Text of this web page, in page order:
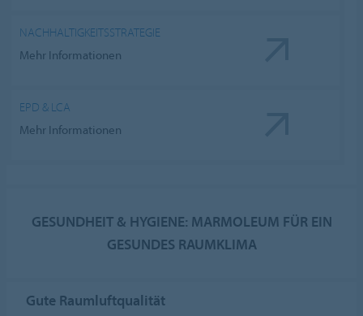
NACHHALTIGKEITSSTRATEGIE
Mehr Informationen
EPD & LCA
Mehr Informationen
GESUNDHEIT & HYGIENE: MARMOLEUM FÜR EIN
GESUNDES RAUMKLIMA
Gute Raumluftqualität